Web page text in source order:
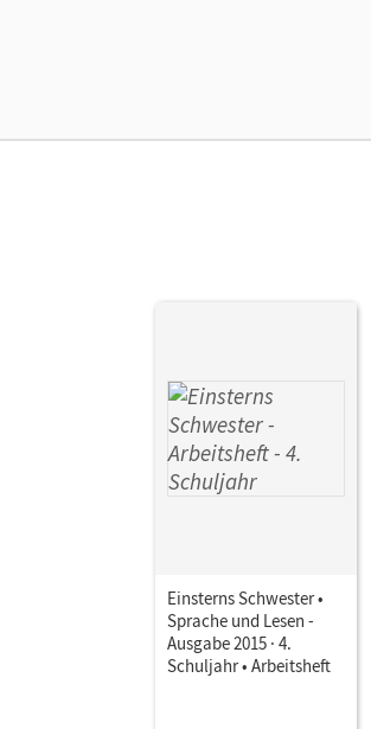
Einsterns Schwester •
Sprache und Lesen -
Ausgabe 2015 · 4.
Schuljahr • Arbeitsheft